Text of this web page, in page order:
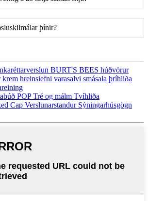
þínir?
BURT'S BEES húðvörur
​​hreinsiefni varasalvi smásala þríhliða
POP Tré og málm Tvíhliða
Cap Verslunarstandur Sýningarhúsgögn